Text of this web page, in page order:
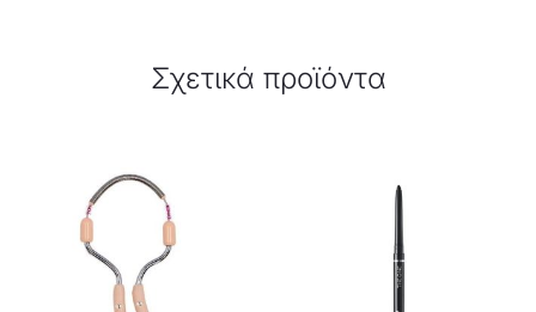
Σχετικά προϊόντα